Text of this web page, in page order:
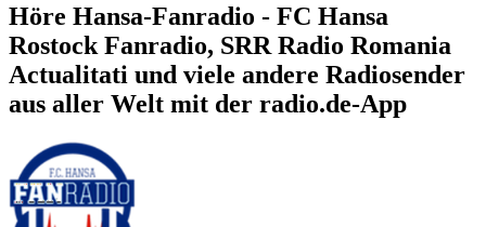
Höre Hansa-Fanradio - FC Hansa
Rostock Fanradio, SRR Radio Romania
Actualitati und viele andere Radiosender
aus aller Welt mit der radio.de-App